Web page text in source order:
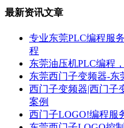
最新资讯文章
专业东莞PLC编程服
程
东莞油压机PLC编程
东莞西门子变频器-东
西门子变频器|西门子
案例
西门子LOGO!编程服